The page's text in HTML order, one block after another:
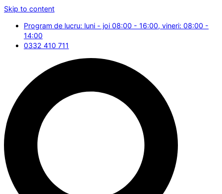
Skip to content
Program de lucru: luni - joi 08:00 - 16:00, vineri: 08:00 -
14:00
0332 410 711